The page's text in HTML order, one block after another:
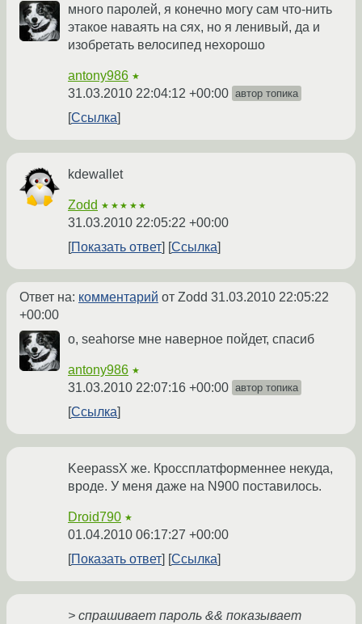
много паролей, я конечно могу сам что-нить
этакое наваять на сях, но я ленивый, да и
изобретать велосипед нехорошо
antony986 ★
31.03.2010 22:04:12 +00:00 автор топика
Ссылка
kdewallet
Zodd ★★★★★
31.03.2010 22:05:22 +00:00
Показать ответ
Ссылка
Ответ на: комментарий от Zodd 31.03.2010 22:05:22
+00:00
о, seahorse мне наверное пойдет, спасиб
antony986 ★
31.03.2010 22:07:16 +00:00 автор топика
Ссылка
KeepassX же. Кроссплатформеннее некуда,
вроде. У меня даже на N900 поставилось.
Droid790 ★
01.04.2010 06:17:27 +00:00
Показать ответ
Ссылка
> спрашивает пароль && показывает